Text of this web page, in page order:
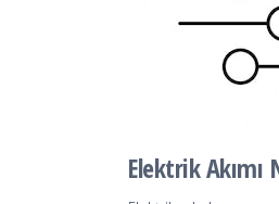
Elektrik Akımı